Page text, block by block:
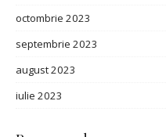
octombrie 2023
septembrie 2023
august 2023
iulie 2023